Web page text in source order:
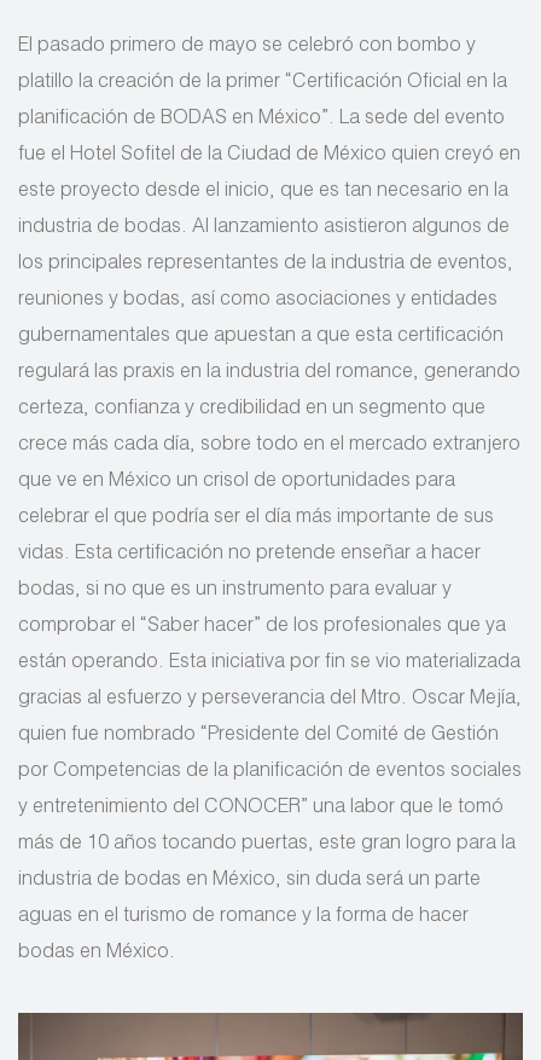
El pasado primero de mayo se celebró con bombo y
platillo la creación de la primer “Certificación Oficial en la
planificación de BODAS en México”. La sede del evento
fue el Hotel Sofitel de la Ciudad de México quien creyó en
este proyecto desde el inicio, que es tan necesario en la
industria de bodas. Al lanzamiento asistieron algunos de
los principales representantes de la industria de eventos,
reuniones y bodas, así como asociaciones y entidades
gubernamentales que apuestan a que esta certificación
regulará las praxis en la industria del romance, generando
certeza, confianza y credibilidad en un segmento que
crece más cada día, sobre todo en el mercado extranjero
que ve en México un crisol de oportunidades para
celebrar el que podría ser el día más importante de sus
vidas. Esta certificación no pretende enseñar a hacer
bodas, si no que es un instrumento para evaluar y
comprobar el “Saber hacer” de los profesionales que ya
están operando. Esta iniciativa por fin se vio materializada
gracias al esfuerzo y perseverancia del Mtro. Oscar Mejía,
quien fue nombrado “Presidente del Comité de Gestión
por Competencias de la planificación de eventos sociales
y entretenimiento del CONOCER” una labor que le tomó
más de 10 años tocando puertas, este gran logro para la
industria de bodas en México, sin duda será un parte
aguas en el turismo de romance y la forma de hacer
bodas en México.